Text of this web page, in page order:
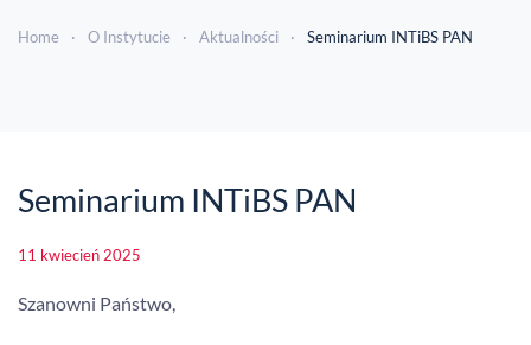
Home O Instytucie Aktualności Seminarium INTiBS PAN
Seminarium INTiBS PAN
11 kwiecień 2025
Szanowni Państwo,